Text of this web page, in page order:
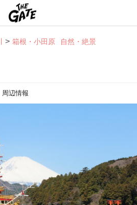
箱根・小田原 自然・絶景
周辺情報